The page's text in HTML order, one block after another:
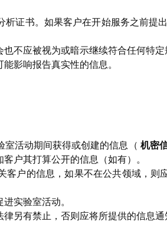
证书。如果客户在开始服务之前提
不应被视为或暗示继续符合任何特定
影响报告真实性的信息。
活动期间获得或创建的信息（ 机密
户其打算公开的信息（如有）。
户的信息，如果不在公共领域，则
实验室活动。
另有禁止，否则应将所提供的信息通